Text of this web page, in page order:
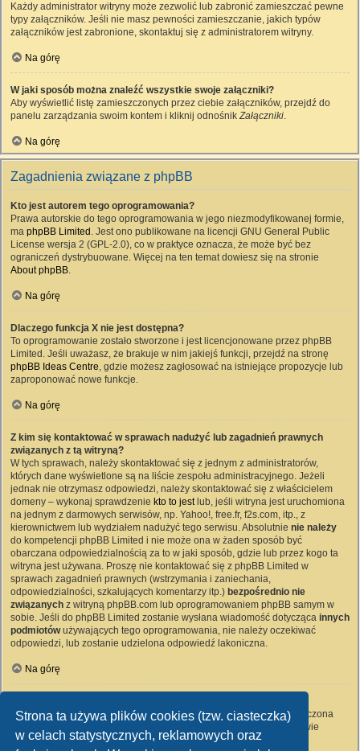
Strona ta używa plików cookies (tzw. ciasteczka)
w celach statystycznych, reklamowych oraz
Każdy administrator witryny może zezwolić lub zabronić zamieszczać pewne
typy załączników. Jeśli nie masz pewności zamieszczanie, jakich typów
załączników jest zabronione, skontaktuj się z administratorem witryny.
Na górę
W jaki sposób można znaleźć wszystkie swoje załączniki?
Aby wyświetlić listę zamieszczonych przez ciebie załączników, przejdź do
panelu zarządzania swoim kontem i kliknij odnośnikZałączniki.
Na górę
Zagadnienia związane z phpBB
Kto jest autorem tego oprogramowania?
Prawa autorskie do tego oprogramowania w jego niezmodyfikowanej formie,
ma phpBB Limited . Jest ono publikowane na licencji GNU General Public
License wersja 2 (GPL-2.0), co w praktyce oznacza, że może być bez
ograniczeń dystrybuowane. Więcej na ten temat dowiesz się na stronie
About phpBB.
Na górę
Dlaczego funkcja X nie jest dostępna?
To oprogramowanie zostało stworzone i jest licencjonowane przez phpBB
Limited. Jeśli uważasz, że brakuje w nim jakiejś funkcji, przejdź na stronę
phpBB Ideas Centre, gdzie możesz zagłosować na istniejące propozycje lub
zaproponować nowe funkcje.
Na górę
Z kim się kontaktować w sprawach nadużyć lub zagadnień prawnych
związanych z tą witryną?
W tych sprawach, należy skontaktować się z jednym z administratorów,
których dane wyświetlone są na liście zespołu administracyjnego. Jeżeli
jednak nie otrzymasz odpowiedzi, należy skontaktować się z właścicielem
domeny – wykonaj sprawdzenie kto to jestlub, jeśli witryna jest uruchomiona
na jednym z darmowych serwisów, np. Yahoo!, free.fr, f2s.com, itp., z
kierownictwem lub wydziałem nadużyć tego serwisu. Absolutnie nie należy
do kompetencji phpBB Limited i nie może ona w żaden sposób być
obarczana odpowiedzialnością za to w jaki sposób, gdzie lub przez kogo ta
witryna jest używana. Proszę nie kontaktować się z phpBB Limited w
sprawach zagadnień prawnych (wstrzymania i zaniechania,
odpowiedzialności, szkalujących komentarzy itp.) bezpośrednio nie
związanych z witryną phpBB.com lub oprogramowaniem phpBB samym w
sobie. Jeśli do phpBB Limited zostanie wysłana wiadomość dotycząca innych
podmiotówużywających tego oprogramowania, nie należy oczekiwać
odpowiedzi, lub zostanie udzielona odpowiedź lakoniczna.
Na górę
Wszyscy użytkownicy witryny mogą używać – jeśli funkcja ta jest włączona
przez administratora witryny – formularza „Kontakt z nami”. Członkowie
witryny mogą także używać odnośnika „Zespół administracyjny”.